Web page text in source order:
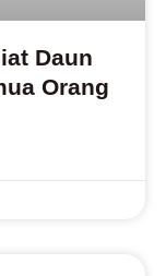
Daun
Orang